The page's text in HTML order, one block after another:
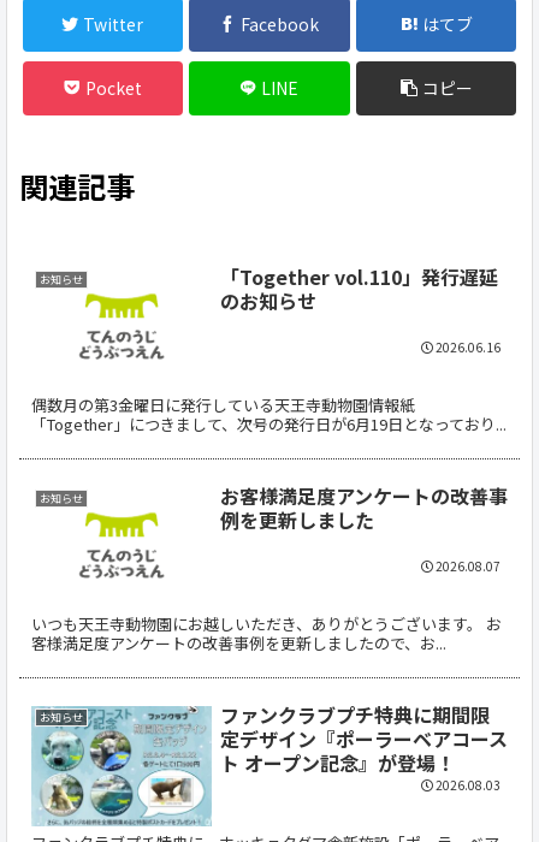
Twitter Facebook はてブ
Pocket LINE コピー
関連記事
お知らせ
「Together vol.110」発行遅延
のお知らせ
偶数月の第3金曜日に発行している天王寺動物園情報紙
「Together」につきまして、次号の発行日が6月19日となっており...
2026.06.16
お知らせ
お客様満足度アンケートの改善事
例を更新しました
いつも天王寺動物園にお越しいただき、ありがとうございます。 お
客様満足度アンケートの改善事例を更新しましたので、お...
2026.08.07
お知らせ
ファンクラブプチ特典に期間限
定デザイン『ポーラーベアコース
ト オープン記念』が登場！
2026.08.03